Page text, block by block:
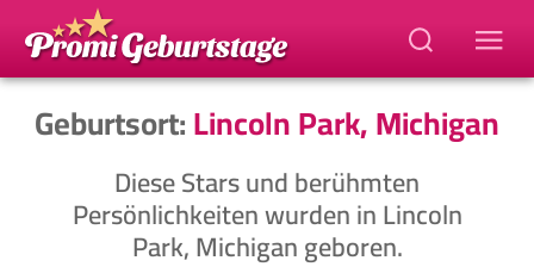
Geburtsort:Lincoln Park, Michigan
Diese Stars und berühmten
Persönlichkeiten wurden in Lincoln
Park, Michigan geboren.